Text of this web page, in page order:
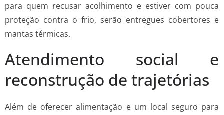
para quem recusar acolhimento e estiver com pouca
proteção contra o frio, serão entregues cobertores e
mantas térmicas.
Atendimento social e
reconstrução de trajetórias
Além de oferecer alimentação e um local seguro para